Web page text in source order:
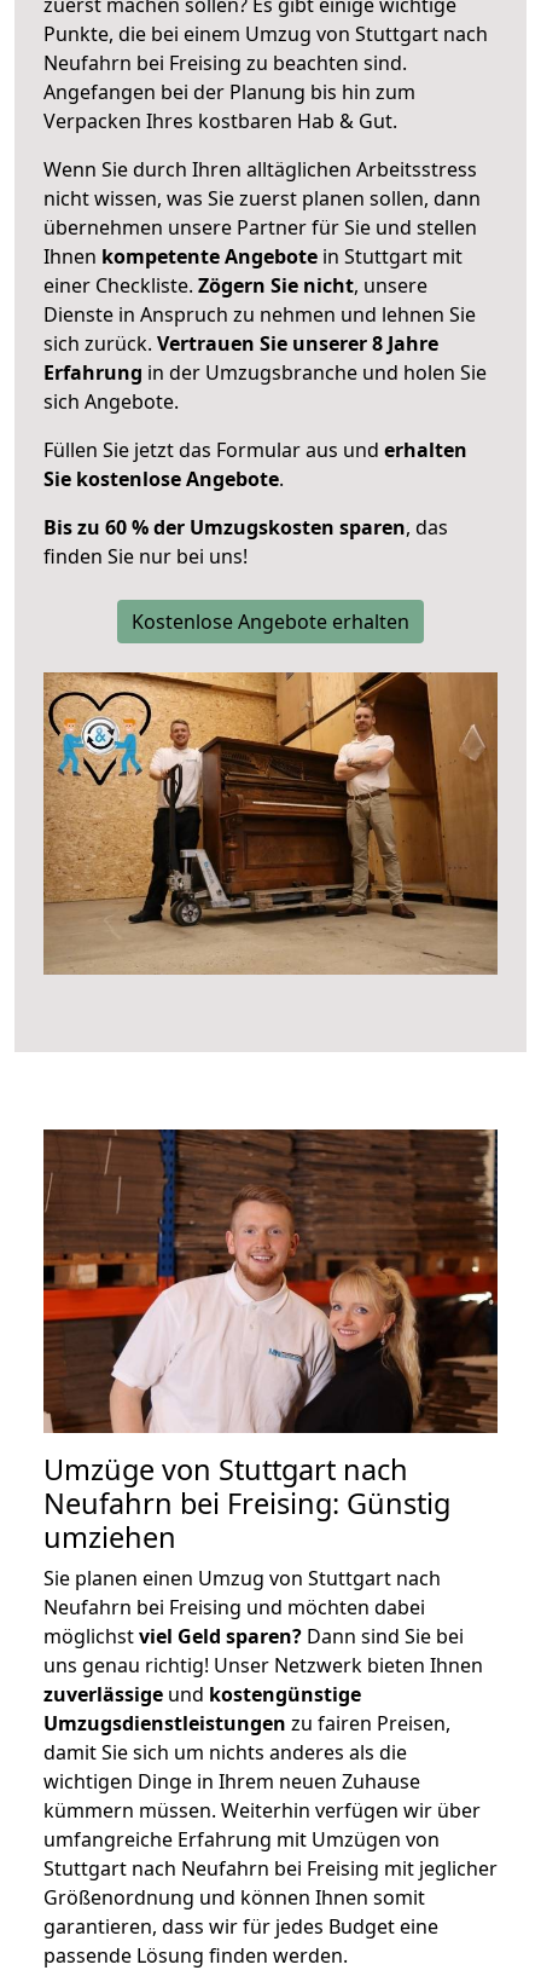
Punkte, die bei einem Umzug von Stuttgart nach
Neufahrn bei Freising zu beachten sind.
Angefangen bei der Planung bis hin zum
Verpacken Ihres kostbaren Hab & Gut.
Wenn Sie durch Ihren alltäglichen Arbeitsstress
nicht wissen, was Sie zuerst planen sollen, dann
übernehmen unsere Partner für Sie und stellen
Ihnen kompetente Angebote in Stuttgart mit
einer Checkliste. Zögern Sie nicht, unsere
Dienste in Anspruch zu nehmen und lehnen Sie
sich zurück. Vertrauen Sie unserer 8 Jahre
Erfahrung in der Umzugsbranche und holen Sie
sich Angebote.
Füllen Sie jetzt das Formular aus und erhalten
Sie kostenlose Angebote.
Bis zu 60 % der Umzugskosten sparen, das
finden Sie nur bei uns!
Kostenlose Angebote erhalten
Umzüge von Stuttgart nach
Neufahrn bei Freising: Günstig
umziehen
Sie planen einen Umzug von Stuttgart nach
Neufahrn bei Freising und möchten dabei
möglichstviel Geld sparen? Dann sind Sie bei
uns genau richtig! Unser Netzwerk bieten Ihnen
zuverlässige und kostengünstige
Umzugsdienstleistungen zu fairen Preisen,
damit Sie sich um nichts anderes als die
wichtigen Dinge in Ihrem neuen Zuhause
kümmern müssen. Weiterhin verfügen wir über
umfangreiche Erfahrung mit Umzügen von
Stuttgart nach Neufahrn bei Freising mit jeglicher
Größenordnung und können Ihnen somit
garantieren, dass wir für jedes Budget eine
passende Lösung finden werden.